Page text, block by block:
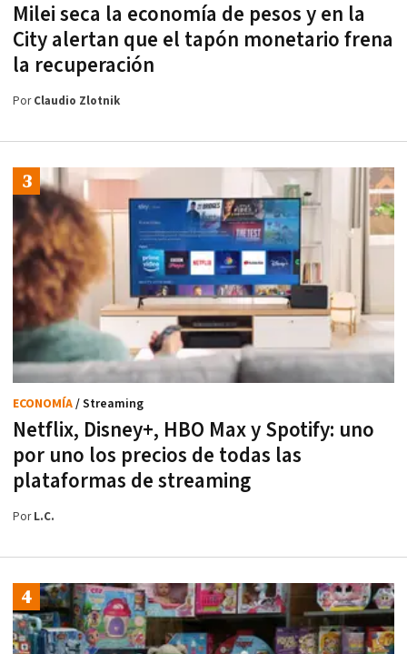
Milei seca la economía de pesos y en la
City alertan que el tapón monetario frena
la recuperación
PorClaudio Zlotnik
Netflix, Disney+, HBO Max y Spotify: uno
por uno los precios de todas las
plataformas de streaming
ECONOMÍA/ Streaming
PorL.C.